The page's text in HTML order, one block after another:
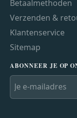
Betaalmethoden
Verzenden &
Klantenservice
Sitemap
ABONNEER JE OP